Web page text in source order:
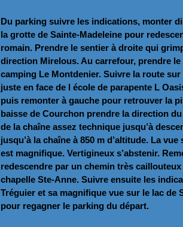
Du parking suivre les indications, monter
la grotte de Sainte-Madeleine pour
romain. Prendre le sentier à droite qui
direction Mirelous. Au carrefour, prendre
camping Le Montdenier. Suivre la route
juste en face de l école de parapente L
puis remonter à gauche pour retrouver la
baisse de Courchon prendre la direction
de la chaîne assez technique jusqu’à
jusqu’à la chaîne à 850 m d’altitude. La
est magnifique. Vertigineux s’abstenir.
redescendre par un chemin très
chapelle Ste-Anne. Suivre ensuite les
Tréguier et sa magnifique vue sur le lac
pour regagner le parking du départ.